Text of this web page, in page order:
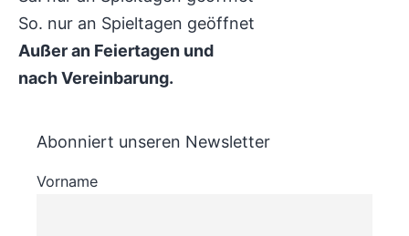
So. nur an Spieltagen geöffnet
Außer an Feiertagen und
nach Vereinbarung.
Abonniert unseren Newsletter
Vorname